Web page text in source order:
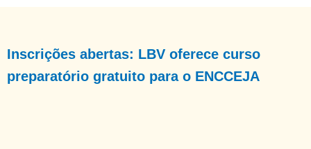
Inscrições abertas: LBV oferece curso
preparatório gratuito para o ENCCEJA